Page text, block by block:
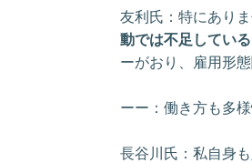
友利氏：特にあり
動では不足している
ーがおり、雇用形
ーー：働き方も多
長谷川氏：私自身